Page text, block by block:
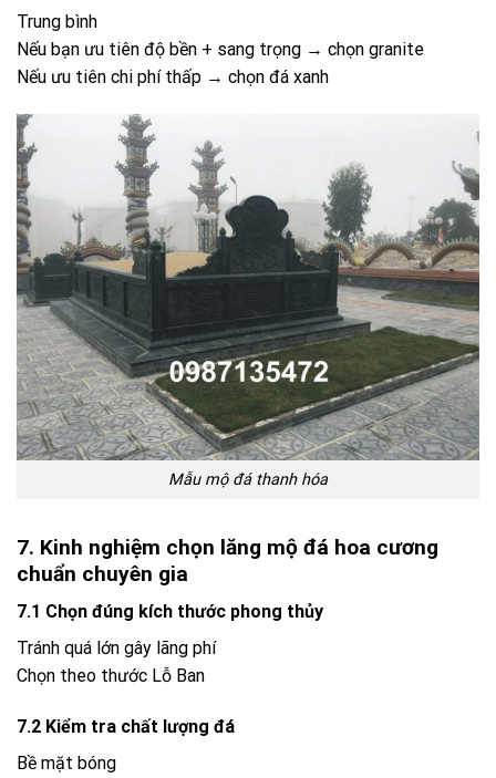
Mẫu mộ đá thanh hóa
7. Kinh nghiệm chọn lăng mộ đá hoa cương
chuẩn chuyên gia
7.1 Chọn đúng kích thước phong thủy
Tránh quá lớn gây lãng phí
Chọn theo thước Lỗ Ban
7.2 Kiểm tra chất lượng đá
Bề mặt bóng
7.3 Ưu tiên thiết kế tối giản
Giúp tiết kiệm 20 – 30% chi phí
7.4 So sánh nhiều đơn vị thi công
Báo giá
Chính sách bảo hành